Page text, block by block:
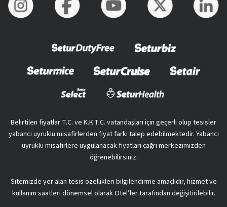
Belirtilen fiyatlar T.C. ve K.K.T.C. vatandaşları için geçerli olup tesisler
yabancı uyruklu misafirlerden fiyat farkı talep edebilmektedir. Yabancı
uyruklu misafirlere uygulanacak fiyatları çağrı merkezimizden
öğrenebilirsiniz.
Sitemizde yer alan tesis özellikleri bilgilendirme amaçlıdır, hizmet ve
kullanım saatleri dönemsel olarak Otel’ler tarafından değişitirilebilir.